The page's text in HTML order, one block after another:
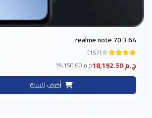
realme note 70 3 64
(157)
18,192.50 ج.م 19,150.00 ج.م
أضف للسلة